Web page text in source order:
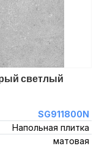
светлый
SG911800N
Напольная плитка
матовая